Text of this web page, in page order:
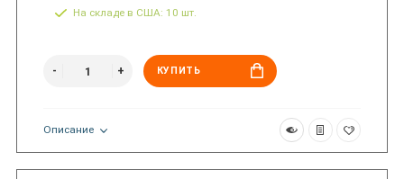
На складе в США: 10 шт.
КУПИТЬ
Описание